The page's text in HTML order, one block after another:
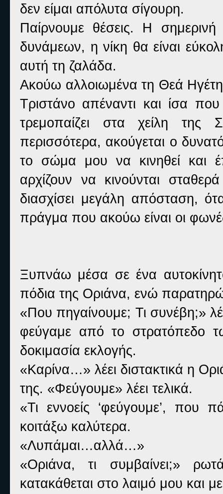
δεν είμαι απόλυτα σίγουρη.
Παίρνουμε θέσεις. Η σημερινή
δυνάμεων, η νίκη θα είναι
αυτή τη ζαλάδα.
Ακούω αλλοιωμένα τη Θεά Ηγέτη
Τριστάνο απέναντι και ίσα
τρεμοπαίζει στα χείλη
περισσότερα, ακούγεται ο
το σώμα μου να κινηθεί και
αρχίζουν να κινούνται
διασχίσει μεγάλη απόσταση,
πράγμα που ακούω είναι οι
Ξυπνάω μέσα σε ένα
πόδια της Οριάνα, ενώ
«Που πηγαίνουμε; Τι συνέβη;»
φεύγαμε από το στρατόπεδο
δοκιμασία εκλογής.
«Καρίνα…» λέει διστακτικά η
της. «Φεύγουμε» λέει τελικά.
«Τι εννοείς ‘φεύγουμε’, που
κοιτάξω καλύτερα.
«Λυπάμαι…αλλά…»
«Οριάνα, τι συμβαίνει;»
κατακάθεται στο λαιμό μου και